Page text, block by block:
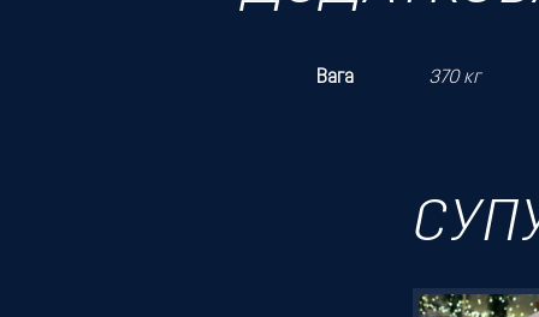
Вага 370 кг